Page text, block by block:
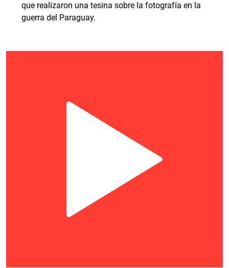
que realizaron una tesina sobre la fotografía en la
guerra del Paraguay.